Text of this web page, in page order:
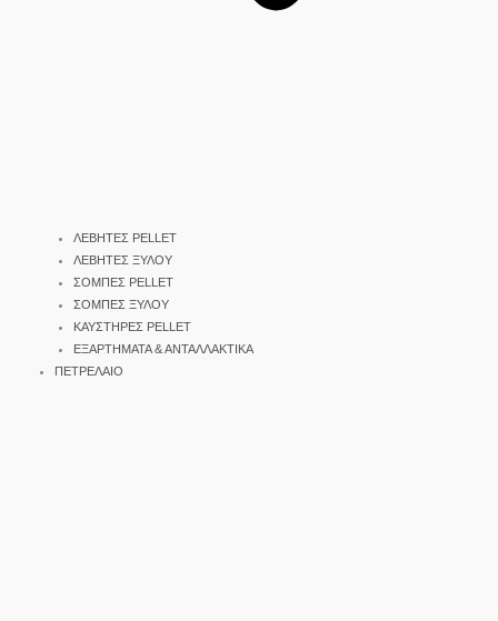
ΛΕΒΗΤΕΣ PELLET
ΛΕΒΗΤΕΣ ΞΥΛΟΥ
ΣΟΜΠΕΣ PELLET
ΣΟΜΠΕΣ ΞΥΛΟΥ
ΚΑΥΣΤΗΡΕΣ PELLET
ΕΞΑΡΤΗΜΑΤΑ & ΑΝΤΑΛΛΑΚΤΙΚΑ
ΠΕΤΡΕΛΑΙΟ